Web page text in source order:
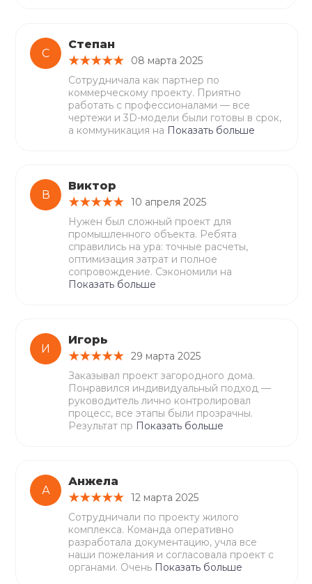
С
Степан
08 марта 2025
Сотрудничала как партнер по
коммерческому проекту. Приятно
работать с профессионалами — все
чертежи и 3D-модели были готовы в срок,
а коммуникация на Показать больше
В
Виктор
10 апреля 2025
Нужен был сложный проект для
промышленного объекта. Ребята
справились на ура: точные расчеты,
оптимизация затрат и полное
сопровождение. Сэкономили на
Показать больше
И
Игорь
29 марта 2025
Заказывал проект загородного дома.
Понравился индивидуальный подход —
руководитель лично контролировал
процесс, все этапы были прозрачны.
Результат пр Показать больше
А
Анжела
12 марта 2025
Сотрудничали по проекту жилого
комплекса. Команда оперативно
разработала документацию, учла все
наши пожелания и согласовала проект с
органами. Очень Показать больше